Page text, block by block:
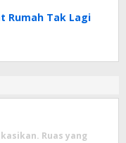
Rumah Tak Lagi
Ruas yang